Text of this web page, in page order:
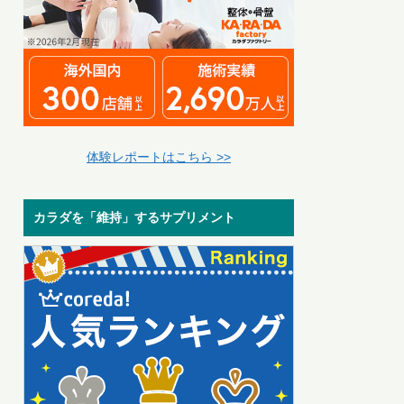
体験レポートはこちら >>
カラダを「維持」するサプリメント